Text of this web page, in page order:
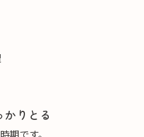
りとる
期です。